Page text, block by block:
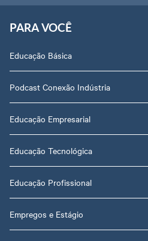
PARA VOCÊ
Educação Básica
Podcast Conexão Indústria
Educação Empresarial
Educação Tecnológica
Educação Profissional
Empregos e Estágio